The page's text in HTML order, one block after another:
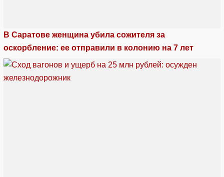
В Саратове женщина убила сожителя за
оскорбление: ее отправили в колонию на 7 лет